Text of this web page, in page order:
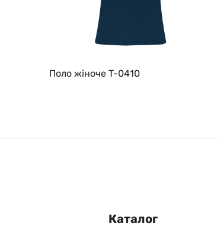
Поло жіноче T-0410
Каталог